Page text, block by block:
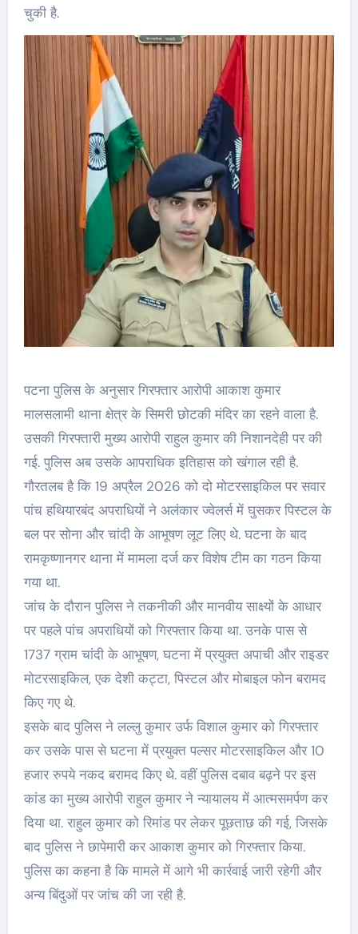
चुकी है.
पटना पुलिस के अनुसार गिरफ्तार आरोपी आकाश कुमार
मालसलामी थाना क्षेत्र के सिमरी छोटकी मंदिर का रहने वाला है.
उसकी गिरफ्तारी मुख्य आरोपी राहुल कुमार की निशानदेही पर की
गई. पुलिस अब उसके आपराधिक इतिहास को खंगाल रही है.
गौरतलब है कि 19 अप्रैल 2026 को दो मोटरसाइकिल पर सवार
पांच हथियारबंद अपराधियों ने अलंकार ज्वेलर्स में घुसकर पिस्टल के
बल पर सोना और चांदी के आभूषण लूट लिए थे. घटना के बाद
रामकृष्णानगर थाना में मामला दर्ज कर विशेष टीम का गठन किया
गया था.
जांच के दौरान पुलिस ने तकनीकी और मानवीय साक्ष्यों के आधार
पर पहले पांच अपराधियों को गिरफ्तार किया था. उनके पास से
1737 ग्राम चांदी के आभूषण, घटना में प्रयुक्त अपाची और राइडर
मोटरसाइकिल, एक देशी कट्टा, पिस्टल और मोबाइल फोन बरामद
किए गए थे.
इसके बाद पुलिस ने लल्लु कुमार उर्फ विशाल कुमार को गिरफ्तार
कर उसके पास से घटना में प्रयुक्त पल्सर मोटरसाइकिल और 10
हजार रुपये नकद बरामद किए थे. वहीं पुलिस दबाव बढ़ने पर इस
कांड का मुख्य आरोपी राहुल कुमार ने न्यायालय में आत्मसमर्पण कर
दिया था. राहुल कुमार को रिमांड पर लेकर पूछताछ की गई, जिसके
बाद पुलिस ने छापेमारी कर आकाश कुमार को गिरफ्तार किया.
पुलिस का कहना है कि मामले में आगे भी कार्रवाई जारी रहेगी और
अन्य बिंदुओं पर जांच की जा रही है.